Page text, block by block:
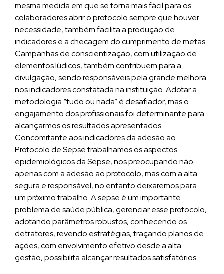
mesma medida em que se torna mais fácil para os
colaboradores abrir o protocolo sempre que houver
necessidade, também facilita a produção de
indicadores e a checagem do cumprimento de metas.
Campanhas de conscientização, com utilização de
elementos lúdicos, também contribuem para a
divulgação, sendo responsáveis pela grande melhora
nos indicadores constatada na instituição. Adotar a
metodologia “tudo ou nada” é desafiador, mas o
engajamento dos profissionais foi determinante para
alcançarmos os resultados apresentados.
Concomitante aos indicadores da adesão ao
Protocolo de Sepse trabalhamos os aspectos
epidemiológicos da Sepse, nos preocupando não
apenas com a adesão ao protocolo, mas com a alta
segura e responsável, no entanto deixaremos para
um próximo trabalho. A sepse é um importante
problema de saúde pública, gerenciar esse protocolo,
adotando parâmetros robustos, conhecendo os
detratores, revendo estratégias, traçando planos de
ações, com envolvimento efetivo desde a alta
gestão, possibilita alcançar resultados satisfatórios.